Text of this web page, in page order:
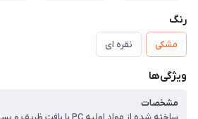
رنگ
مشکی نقره ای
ویژگی‌ها
مشخصات